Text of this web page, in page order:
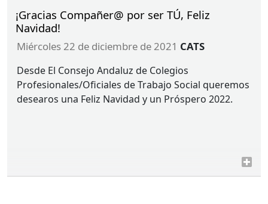
¡Gracias Compañer@ por ser TÚ, Feliz
Navidad!
miércoles 22 de diciembre de 2021 CATS
Desde El Consejo Andaluz de Colegios
Profesionales/Oficiales de Trabajo Social queremos
desearos una Feliz Navidad y un Próspero 2022.